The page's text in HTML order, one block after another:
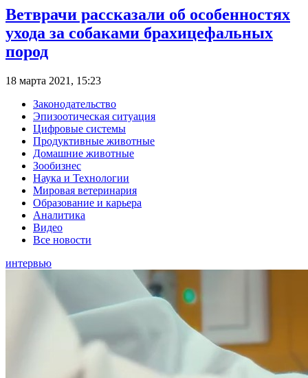
Ветврачи рассказали об особенностях
ухода за собаками брахицефальных
пород
18 марта 2021, 15:23
Законодательство
Эпизоотическая ситуация
Цифровые системы
Продуктивные животные
Домашние животные
Зообизнес
Наука и Технологии
Мировая ветеринария
Образование и карьера
Аналитика
Видео
Все новости
интервью